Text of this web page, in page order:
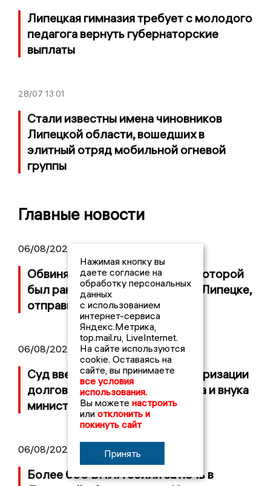
Липецкая гимназия требует с молодого
педагога вернуть губернаторские
выплаты
28/07 13:01
Стали известны имена чиновников
Липецкой области, вошедших в
элитный отряд мобильной огневой
группы
Главные новости
06/08/2026 13:12
Обвиняемого в стрельбе, при которой
был ранен 8-летний ребенок в Липецке,
отправили в СИЗО
06/08/2026 09:39
Суд ввел процедуру реструктуризации
долгов липецкого застройщика и внука
министра СССР
06/08/2026 09:01
Более 600 БПЛА сбили за ночь в
Нажимая кнопку вы
даете согласие на
обработку персональных
данных
с использованием
интернет-сервиса
Яндекс.Метрика,
top.mail.ru, LiveInternet.
На сайте используются
cookie. Оставаясь на
сайте, вы принимаете
все условия
использования.
Вы можете настроить
или отклонить и
покинуть сайт
Принять